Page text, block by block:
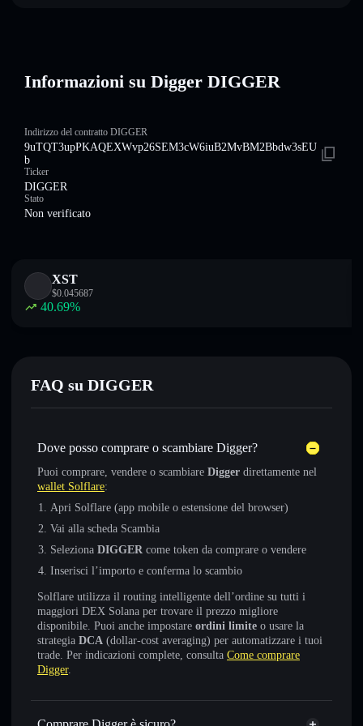
Informazioni su Digger DIGGER
Indirizzo del contratto DIGGER
9uTQT3upPKAQEXWvp26SEM3cW6iuB2MvBM2Bbdw3sEU
b
Ticker
DIGGER
Stato
Non verificato
XST
$0.045687
40.69%
FAQ su DIGGER
Dove posso comprare o scambiare Digger?
Puoi comprare, vendere o scambiare Digger direttamente nel
wallet Solflare:
Apri Solflare (app mobile o estensione del browser)
Vai alla scheda Scambia
Seleziona DIGGER come token da comprare o vendere
Inserisci l’importo e conferma lo scambio
Solflare utilizza il routing intelligente dell’ordine su tutti i
maggiori DEX Solana per trovare il prezzo migliore
disponibile. Puoi anche impostare ordini limite o usare la
strategia DCA (dollar-cost averaging) per automatizzare i tuoi
trade. Per indicazioni complete, consulta Come comprare
Digger.